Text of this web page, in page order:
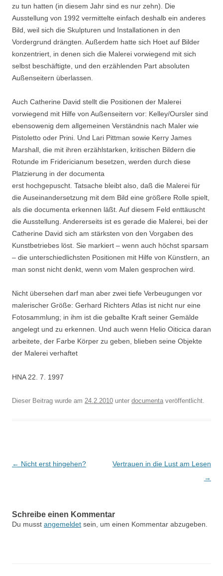
zu tun hatten (in diesem Jahr sind es nur zehn). Die
Ausstellung von 1992 vermittelte einfach deshalb ein anderes
Bild, weil sich die Skulpturen und Installationen in den
Vordergrund drängten. Außerdem hatte sich Hoet auf Bilder
konzentriert, in denen sich die Malerei vorwiegend mit sich
selbst beschäftigte, und den erzählenden Part absoluten
Außenseitern überlassen.
Auch Catherine David stellt die Positionen der Malerei
vorwiegend mit Hilfe von Außenseitern vor: Kelley/Oursler sind
ebensowenig dem allgemeinen Verständnis nach Maler wie
Pistoletto oder Prini. Und Lari Pittman sowie Kerry James
Marshall, die mit ihren erzählstarken, kritischen Bildern die
Rotunde im Fridericianum besetzen, werden durch diese
Platzierung in der documenta
erst hochgepuscht. Tatsache bleibt also, daß die Malerei für
die Auseinandersetzung mit dem Bild eine größere Rolle spielt,
als die documenta erkennen läßt. Auf diesem Feld enttäuscht
die Ausstellung. Andererseits ist es gerade die Malerei, bei der
Catherine David sich am stärksten von den Vorgaben des
Kunstbetriebes löst. Sie markiert – wenn auch höchst sparsam
– die unterschiedlichsten Positionen mit Hilfe von Künstlern, an
man sonst nicht denkt, wenn vom Malen gesprochen wird.
Nicht übersehen darf man aber zwei tiefe Verbeugungen vor
malerischer Größe: Gerhard Richters Atlas ist nicht nur eine
Fotosammlung; in ihm ist die geballte Kraft seiner Gemälde
angelegt und zu erkennen. Und auch wenn Helio Oiticica daran
arbeitete, der Farbe Körper zu geben, blieben seine Objekte
der Malerei verhaftet
HNA 22. 7. 1997
Dieser Beitrag wurde am 24.2.2010 unter documenta veröffentlicht.
Beitragsnavigation
← Nicht erst hingehen?
Vertrauen in die Lust am Lesen
→
Schreibe einen Kommentar
Du musst angemeldet sein, um einen Kommentar abzugeben.